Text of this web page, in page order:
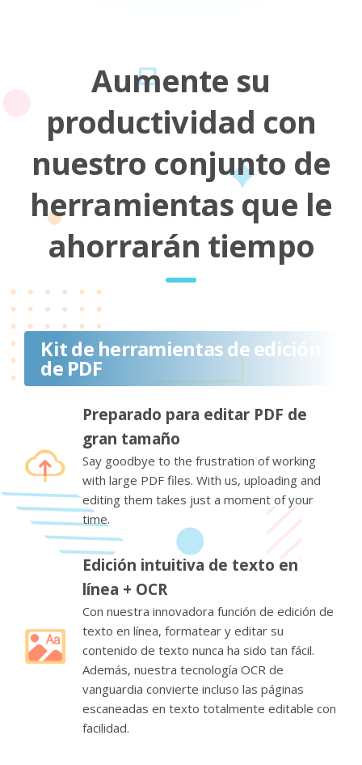
Aumente su
productividad con
nuestro conjunto de
herramientas que le
ahorrarán tiempo
Kit de herramientas de edición
de PDF
Preparado para editar PDF de
gran tamaño
Say goodbye to the frustration of working
with large PDF files. With us, uploading and
editing them takes just a moment of your
time.
Edición intuitiva de texto en
línea + OCR
Con nuestra innovadora función de edición de
texto en línea, formatear y editar su
contenido de texto nunca ha sido tan fácil.
Además, nuestra tecnología OCR de
vanguardia convierte incluso las páginas
escaneadas en texto totalmente editable con
facilidad.